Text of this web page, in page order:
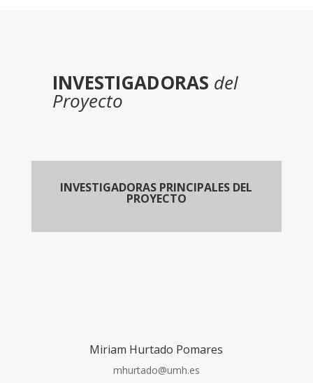
INVESTIGADORAS del
Proyecto
INVESTIGADORAS PRINCIPALES DEL
PROYECTO
Miriam Hurtado Pomares
mhurtado@umh.es